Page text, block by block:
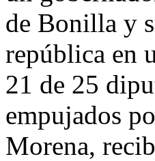
de Bonilla y
república en
21 de 25
empujados
Morena,